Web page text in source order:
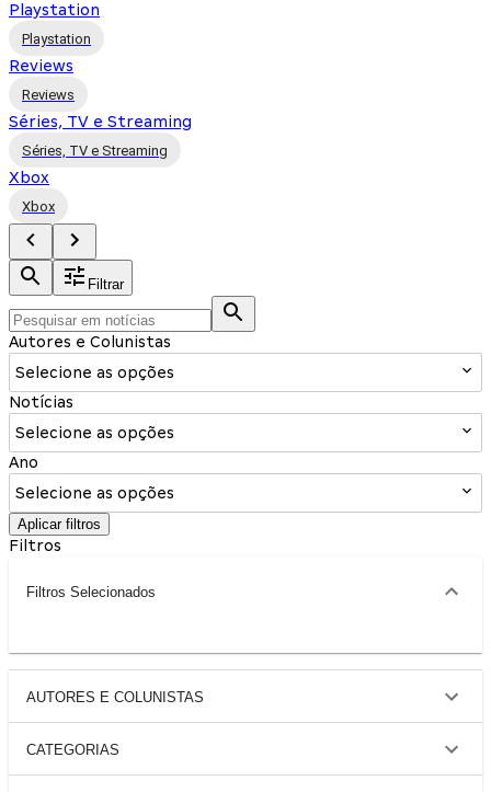
Playstation
Playstation
Reviews
Reviews
Séries, TV e Streaming
Séries, TV e Streaming
Xbox
Xbox
Filtrar
Autores e Colunistas
Selecione as opções
Notícias
Selecione as opções
Ano
Selecione as opções
Aplicar filtros
Filtros
Filtros Selecionados
AUTORES E COLUNISTAS
CATEGORIAS